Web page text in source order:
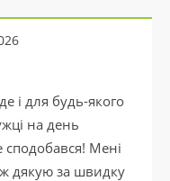
і для будь-якого
на день
Мені
дякую за швидку